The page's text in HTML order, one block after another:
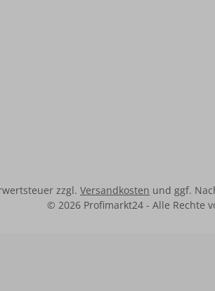
x 1,5
zzgl. Versandkosten und ggf.
© 2026 Profimarkt24 - Alle Rechte